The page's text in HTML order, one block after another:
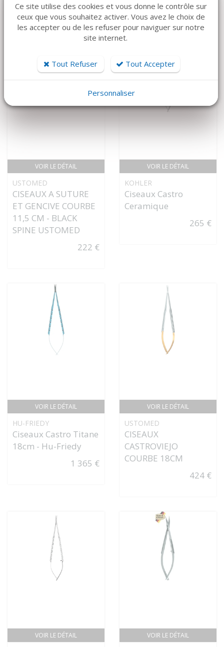
81 €
31 €
VOIR LE DÉTAIL
NOUVEAUTÉ
USTOMED
CISEAUX A SUTURE
ET GENCIVE COURBE
11,5 CM - BLACK
SPINE USTOMED
222 €
VOIR LE DÉTAIL
KOHLER
Ciseaux Castro
Ceramique
265 €
VOIR LE DÉTAIL
HU-FRIEDY
Ciseaux Castro Titane
18cm - Hu-Friedy
1 365 €
VOIR LE DÉTAIL
USTOMED
CISEAUX
CASTROVIEJO
COURBE 18CM
424 €
VOIR LE DÉTAIL VOIR LE DÉTAIL
Ce site utilise des cookies et vous donne le contrôle sur
ceux que vous souhaitez activer. Vous avez le choix de
les accepter ou de les refuser pour naviguer sur notre
site internet.
Tout Refuser Tout Accepter
Personnaliser